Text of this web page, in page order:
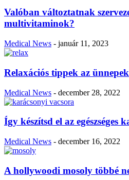
Valóban változtatnak
multivitaminok?
Medical News - január 11, 2023
Relaxációs tippek az
Medical News - december 28, 2022
Így készítsd el az egészséges
Medical News - december 16, 2022
A hollywoodi mosoly többé